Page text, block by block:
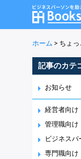
ホーム > ちょ
記事のカテ
お知らせ
経営者向け
管理職向け
ビジネスパ
専門職向け